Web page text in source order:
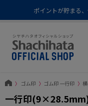
ポイントが貯まる
メール便1,500円以上
あなたに最適な
〉 ゴム印 〉 ゴム印 一行印 〉
一行印